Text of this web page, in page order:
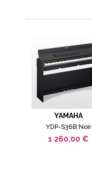
YAMAHA
YDP-S36B Noir
1 260,00 €